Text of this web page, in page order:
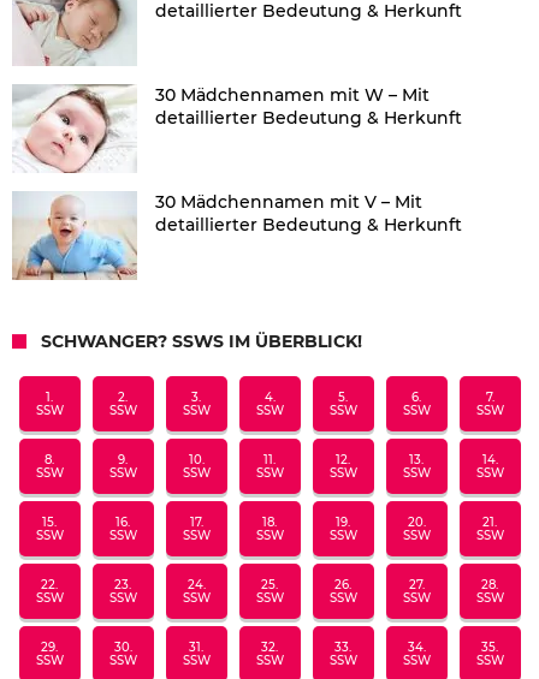
detaillierter Bedeutung & Herkunft
30 Mädchennamen mit W – Mit
detaillierter Bedeutung & Herkunft
30 Mädchennamen mit V – Mit
detaillierter Bedeutung & Herkunft
SCHWANGER? SSWS IM ÜBERBLICK!
1.
SSW
2.
SSW
3.
SSW
4.
SSW
5.
SSW
6.
SSW
7.
SSW
8.
SSW
9.
SSW
10.
SSW
11.
SSW
12.
SSW
13.
SSW
14.
SSW
15.
SSW
16.
SSW
17.
SSW
18.
SSW
19.
SSW
20.
SSW
21.
SSW
22.
SSW
23.
SSW
24.
SSW
25.
SSW
26.
SSW
27.
SSW
28.
SSW
29.
SSW
30.
SSW
31.
SSW
32.
SSW
33.
SSW
34.
SSW
35.
SSW